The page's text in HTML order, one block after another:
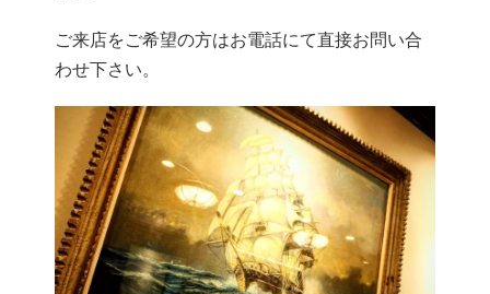
ご来店をご希望の方はお電話にて直接お問い合
わせ下さい。